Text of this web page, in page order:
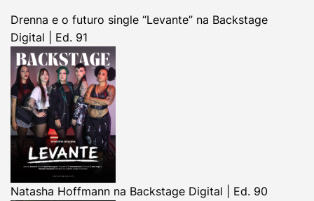
Drenna e o futuro single “Levante” na Backstage
Digital | Ed. 91
Natasha Hoffmann na Backstage Digital | Ed. 90